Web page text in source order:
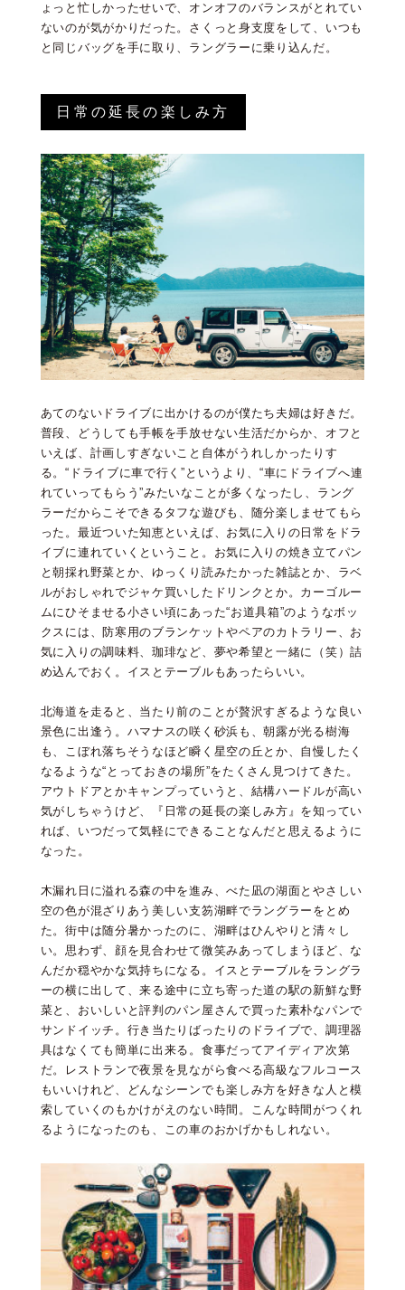
ょっと忙しかったせいで、オンオフのバランスがとれてい
ないのが気がかりだった。さくっと身支度をして、いつも
と同じバッグを手に取り、ラングラーに乗り込んだ。
日常の延長の楽しみ方
あてのないドライブに出かけるのが僕たち夫婦は好きだ。
普段、どうしても手帳を手放せない生活だからか、オフと
いえば、計画しすぎないこと自体がうれしかったりす
る。“ドライブに車で行く”というより、“車にドライブへ連
れていってもらう”みたいなことが多くなったし、ラング
ラーだからこそできるタフな遊びも、随分楽しませてもら
った。最近ついた知恵といえば、お気に入りの日常をドラ
イブに連れていくということ。お気に入りの焼き立てパン
と朝採れ野菜とか、ゆっくり読みたかった雑誌とか、ラベ
ルがおしゃれでジャケ買いしたドリンクとか。カーゴルー
ムにひそませる小さい頃にあった“お道具箱”のようなボッ
クスには、防寒用のブランケットやペアのカトラリー、お
気に入りの調味料、珈琲など、夢や希望と一緒に（笑）詰
め込んでおく。イスとテーブルもあったらいい。
北海道を走ると、当たり前のことが贅沢すぎるような良い
景色に出逢う。ハマナスの咲く砂浜も、朝露が光る樹海
も、こぼれ落ちそうなほど瞬く星空の丘とか、自慢したく
なるような“とっておきの場所”をたくさん見つけてきた。
アウトドアとかキャンプっていうと、結構ハードルが高い
気がしちゃうけど、『日常の延長の楽しみ方』を知ってい
れば、いつだって気軽にできることなんだと思えるように
なった。
木漏れ日に溢れる森の中を進み、べた凪の湖面とやさしい
空の色が混ざりあう美しい支笏湖畔でラングラーをとめ
た。街中は随分暑かったのに、湖畔はひんやりと清々し
い。思わず、顔を見合わせて微笑みあってしまうほど、な
んだか穏やかな気持ちになる。イスとテーブルをラングラ
ーの横に出して、来る途中に立ち寄った道の駅の新鮮な野
菜と、おいしいと評判のパン屋さんで買った素朴なパンで
サンドイッチ。行き当たりばったりのドライブで、調理器
具はなくても簡単に出来る。食事だってアイディア次第
だ。レストランで夜景を見ながら食べる高級なフルコース
もいいけれど、どんなシーンでも楽しみ方を好きな人と模
索していくのもかけがえのない時間。こんな時間がつくれ
るようになったのも、この車のおかげかもしれない。